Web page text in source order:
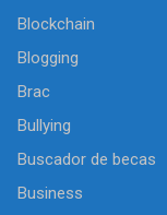
Blockchain
Blogging
Brac
Bullying
Buscador de becas
Business